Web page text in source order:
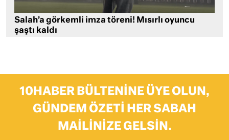
Salah’a görkemli imza töreni! Mısırlı oyuncu
şaştı kaldı
10HABER BÜLTENINE ÜYE OLUN,
GÜNDEM ÖZETI HER SABAH
MAILINIZE GELSIN.